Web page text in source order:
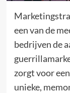
een van de
bedrijven de
zorgt voor
unieke,